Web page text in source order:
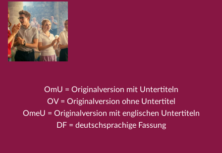
OmU = Originalversion mit Untertiteln
OV = Originalversion ohne Untertitel
OmeU = Originalversion mit englischen Untertiteln
DF = deutschsprachige Fassung